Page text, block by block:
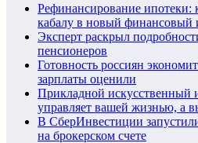
Рефинансирование ипотеки:
кабалу в новый финансовый
Эксперт раскрыл
пенсионеров
Готовность россиян
зарплаты оценили
Прикладной искусственный
управляет вашей жизнью, а
В СберИнвестиции
на брокерском счете